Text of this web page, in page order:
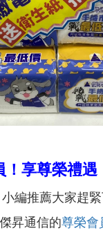
！享尊榮禮遇
推薦大家趕緊
昇通信的尊榮會